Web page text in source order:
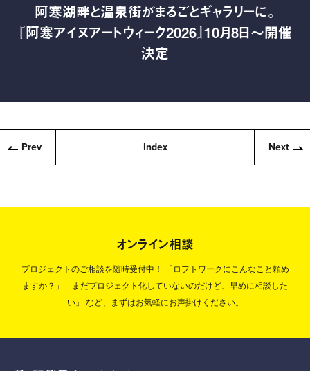
阿寒湖畔と温泉街がまるごとギャラリーに。
『阿寒アイヌアートウィーク2026』10月8日〜開催
決定
Prev Index Next
オンライン相談
プロジェクトのご相談を随時受付中！
「ロフトワークにこんなこと頼め
ますか？」「まだプロジェクト化していないのだけど、早めに相談した
い」
など、まずはお気軽にお声掛けください。